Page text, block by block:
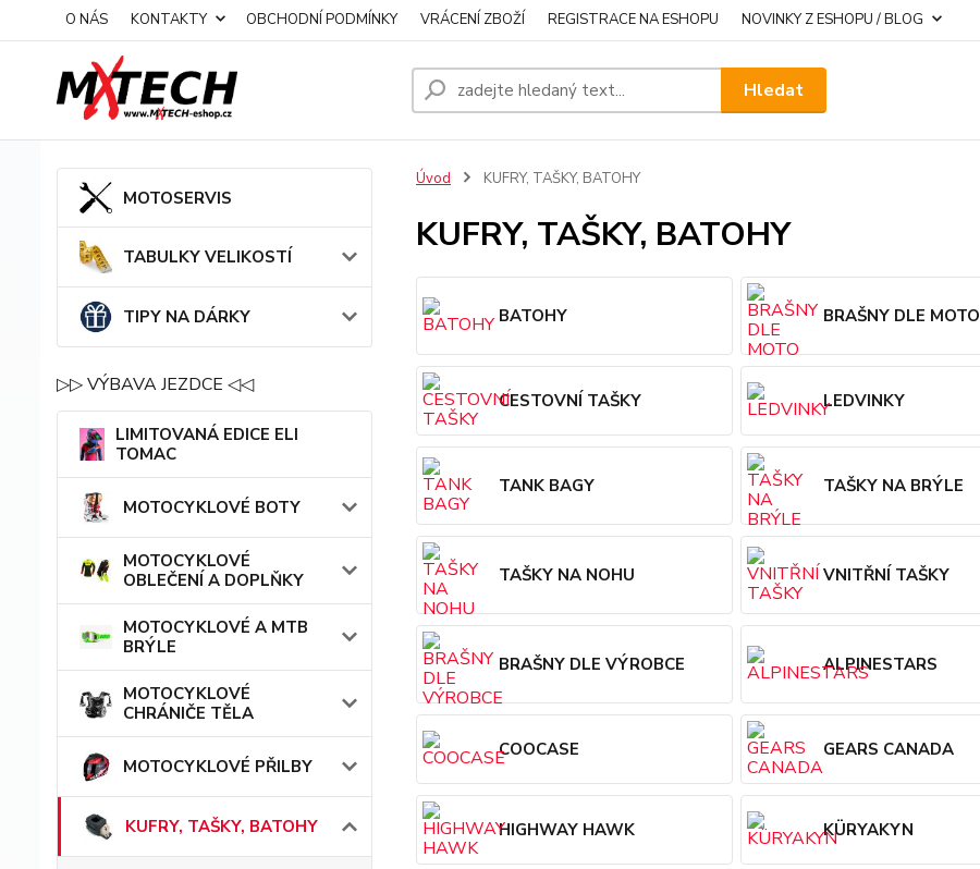
O NÁS KONTAKTY OBCHODNÍ PODMÍNKY VRÁCENÍ ZBOŽÍ REGISTRACE NA ESHOPU NOVINKY Z ESHOPU / BLOG
Hledat
MOTOSERVIS
TABULKY VELIKOSTÍ
TIPY NA DÁRKY
▷▷ VÝBAVA JEZDCE ◁◁
LIMITOVANÁ EDICE ELI
TOMAC
MOTOCYKLOVÉ BOTY
MOTOCYKLOVÉ
OBLEČENÍ A DOPLŇKY
MOTOCYKLOVÉ A MTB
BRÝLE
MOTOCYKLOVÉ
CHRÁNIČE TĚLA
MOTOCYKLOVÉ PŘILBY
KUFRY, TAŠKY, BATOHY
Úvod KUFRY, TAŠKY, BATOHY
KUFRY, TAŠKY, BATOHY
BATOHY BRAŠNY DLE MOTO
CESTOVNÍ TAŠKY LEDVINKY
TANK BAGY TAŠKY NA BRÝLE
TAŠKY NA NOHU VNITŘNÍ TAŠKY
BRAŠNY DLE VÝROBCE ALPINESTARS
COOCASE GEARS CANADA
HIGHWAY HAWK KÜRYAKYN